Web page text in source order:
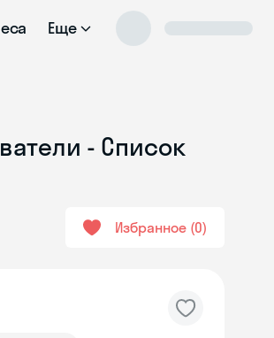
Еще
- Список
Избранное 0